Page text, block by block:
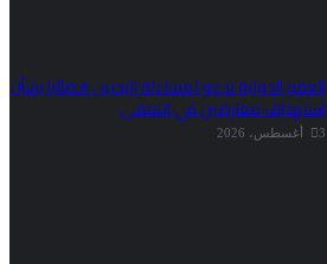
العفو الدولية تدعو لمساءلة البحرين قضائيا بشأن
استهداف معارضين في المنفى
3 أغسطس، 2026